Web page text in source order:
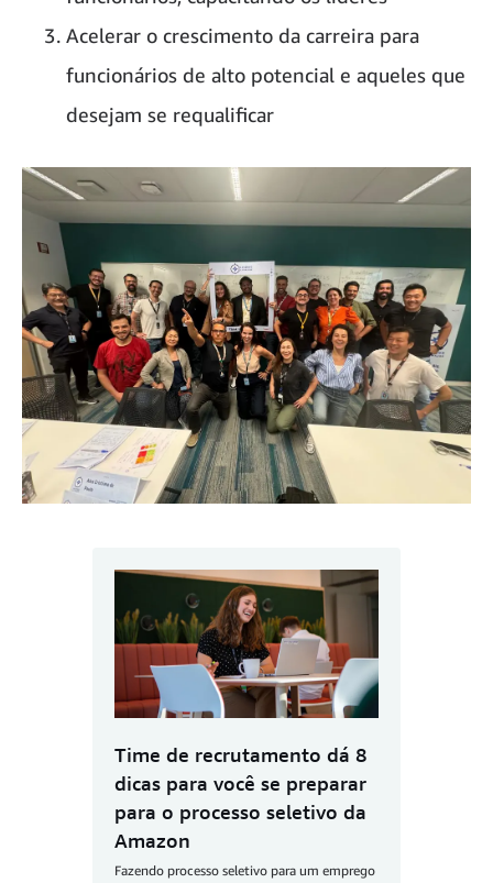
Acelerar o crescimento da carreira para
funcionários de alto potencial e aqueles que
desejam se requalificar
Time de recrutamento dá 8
dicas para você se preparar
para o processo seletivo da
Amazon
Fazendo processo seletivo para um emprego